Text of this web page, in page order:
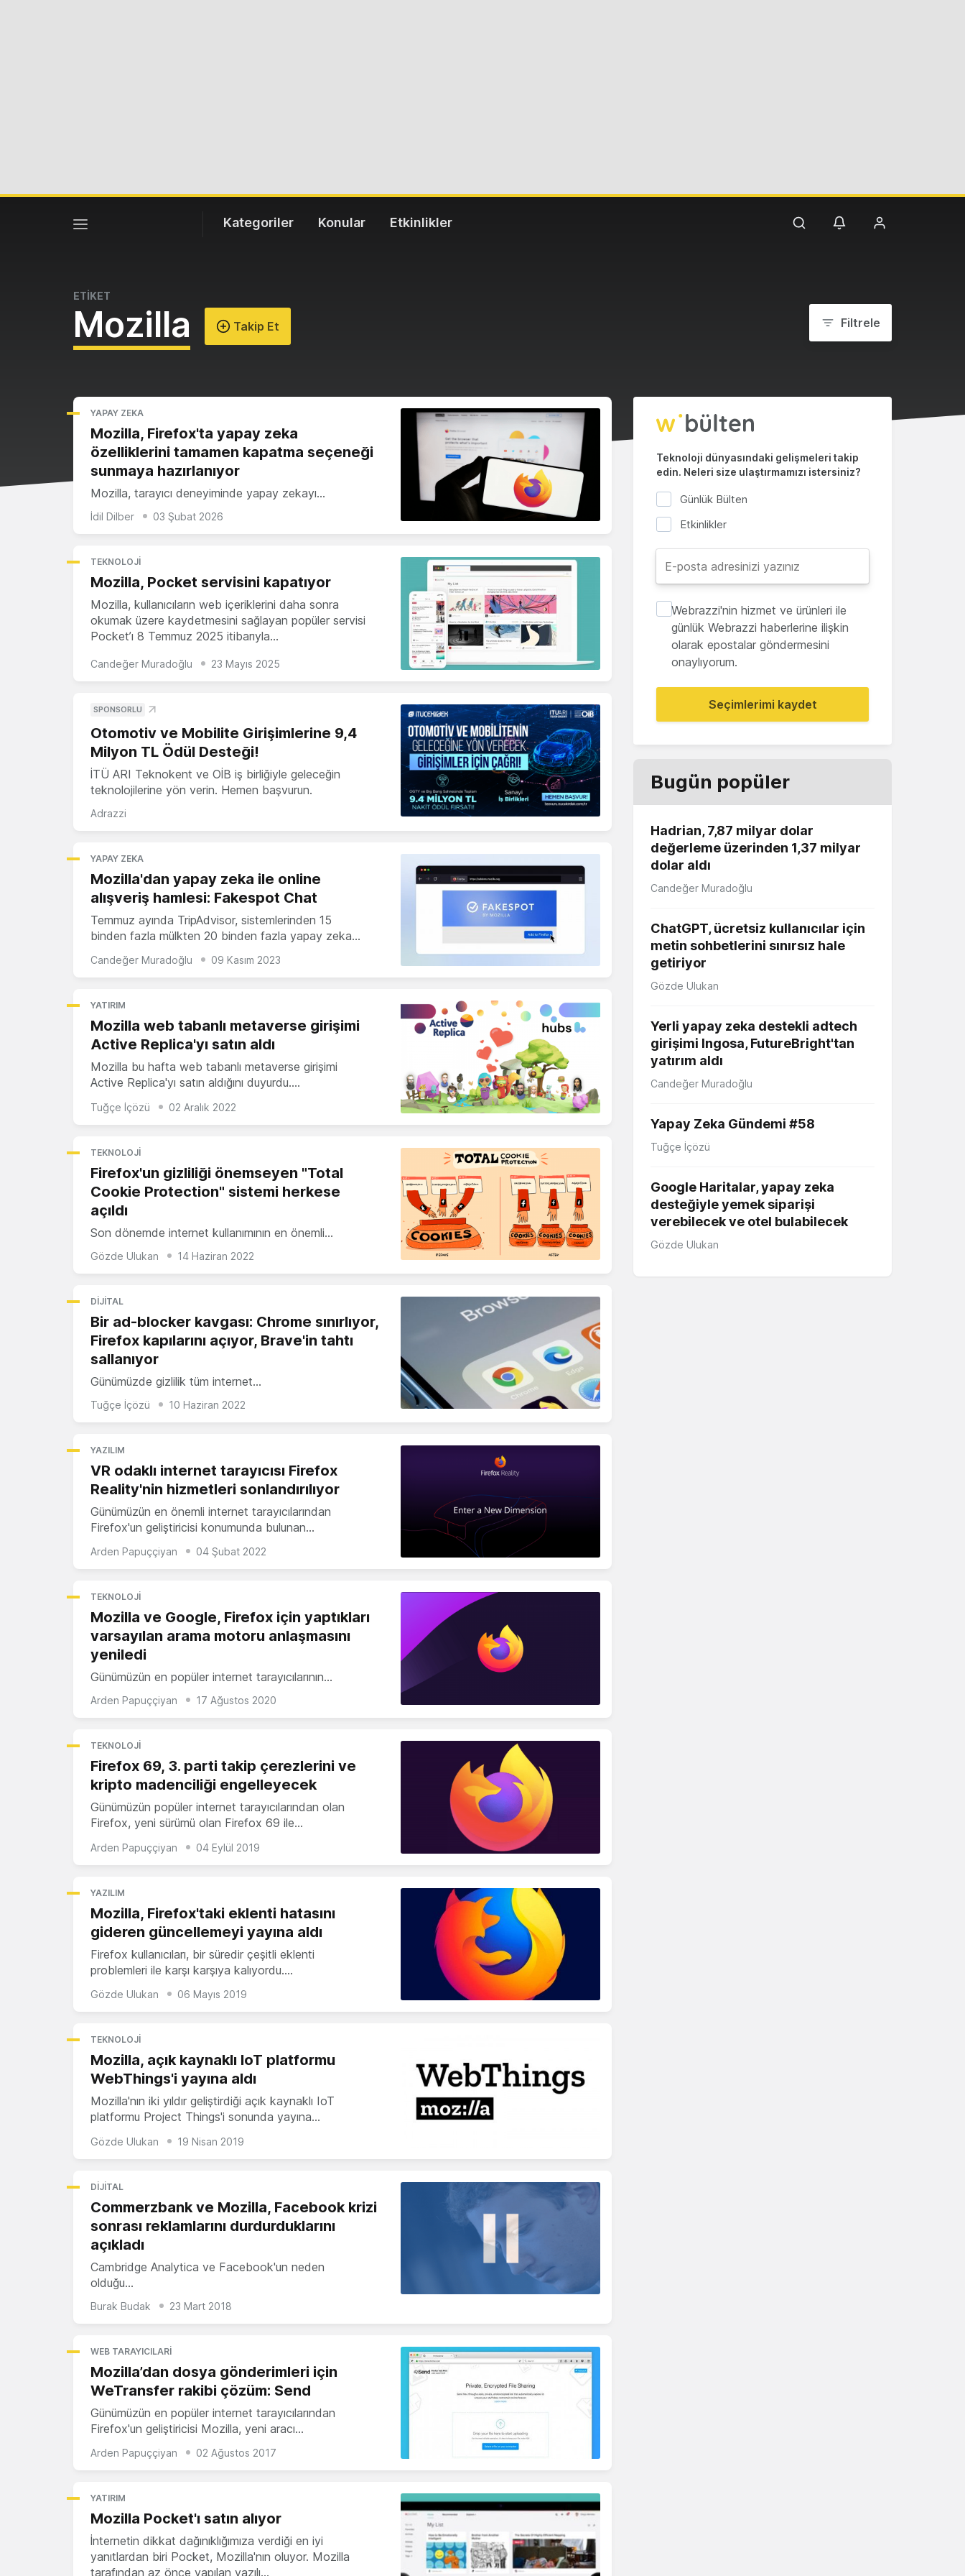
Kategoriler Konular Etkinlikler
ETİKET
Mozilla Takip Et Filtrele
YAPAY ZEKA
Mozilla, Firefox'ta yapay zeka
özelliklerini tamamen kapatma seçeneği
sunmaya hazırlanıyor
Mozilla, tarayıcı deneyiminde yapay zekayı…
İdil Dilber 03 Şubat 2026
TEKNOLOJI
Mozilla, Pocket servisini kapatıyor
Mozilla, kullanıcıların web içeriklerini daha sonra
okumak üzere kaydetmesini sağlayan popüler servisi
Pocket’ı 8 Temmuz 2025 itibarıyla…
Candeğer Muradoğlu 23 Mayıs 2025
SPONSORLU
Otomotiv ve Mobilite Girişimlerine 9,4
Milyon TL Ödül Desteği!
İTÜ ARI Teknokent ve OİB iş birliğiyle geleceğin
teknolojilerine yön verin. Hemen başvurun.
Adrazzi
YAPAY ZEKA
Mozilla'dan yapay zeka ile online
alışveriş hamlesi: Fakespot Chat
Temmuz ayında TripAdvisor, sistemlerinden 15
binden fazla mülkten 20 binden fazla yapay zeka…
Candeğer Muradoğlu 09 Kasım 2023
YATIRIM
Mozilla web tabanlı metaverse girişimi
Active Replica'yı satın aldı
Mozilla bu hafta web tabanlı metaverse girişimi
Active Replica'yı satın aldığını duyurdu.…
Tuğçe İçözü 02 Aralık 2022
TEKNOLOJI
Firefox'un gizliliği önemseyen "Total
Cookie Protection" sistemi herkese
açıldı
Son dönemde internet kullanımının en önemli…
Gözde Ulukan 14 Haziran 2022
DIJITAL
Bir ad-blocker kavgası: Chrome sınırlıyor,
Firefox kapılarını açıyor, Brave'in tahtı
sallanıyor
Günümüzde gizlilik tüm internet…
Tuğçe İçözü 10 Haziran 2022
YAZILIM
VR odaklı internet tarayıcısı Firefox
Reality'nin hizmetleri sonlandırılıyor
Günümüzün en önemli internet tarayıcılarından
Firefox'un geliştiricisi konumunda bulunan…
Arden Papuççiyan 04 Şubat 2022
TEKNOLOJI
Mozilla ve Google, Firefox için yaptıkları
varsayılan arama motoru anlaşmasını
yeniledi
Günümüzün en popüler internet tarayıcılarının…
Arden Papuççiyan 17 Ağustos 2020
TEKNOLOJI
Firefox 69, 3. parti takip çerezlerini ve
kripto madenciliği engelleyecek
Günümüzün popüler internet tarayıcılarından olan
Firefox, yeni sürümü olan Firefox 69 ile…
Arden Papuççiyan 04 Eylül 2019
YAZILIM
Mozilla, Firefox'taki eklenti hatasını
gideren güncellemeyi yayına aldı
Firefox kullanıcıları, bir süredir çeşitli eklenti
problemleri ile karşı karşıya kalıyordu.…
Gözde Ulukan 06 Mayıs 2019
TEKNOLOJI
Mozilla, açık kaynaklı IoT platformu
WebThings'i yayına aldı
Mozilla'nın iki yıldır geliştirdiği açık kaynaklı IoT
platformu Project Things'i sonunda yayına…
Gözde Ulukan 19 Nisan 2019
DIJITAL
Commerzbank ve Mozilla, Facebook krizi
sonrası reklamlarını durdurduklarını
açıkladı
Cambridge Analytica ve Facebook'un neden
olduğu…
Burak Budak 23 Mart 2018
WEB TARAYICILARI
Mozilla’dan dosya gönderimleri için
WeTransfer rakibi çözüm: Send
Günümüzün en popüler internet tarayıcılarından
Firefox'un geliştiricisi Mozilla, yeni aracı…
Arden Papuççiyan 02 Ağustos 2017
YATIRIM
Mozilla Pocket'ı satın alıyor
İnternetin dikkat dağınıklığımıza verdiği en iyi
yanıtlardan biri Pocket, Mozilla'nın oluyor. Mozilla
tarafından az önce yapılan yazılı…
Teknoloji dünyasındaki gelişmeleri takip
edin. Neleri size ulaştırmamızı istersiniz?
Günlük Bülten
Etkinlikler
Webrazzi'nin hizmet ve ürünleri ile
günlük Webrazzi haberlerine ilişkin
olarak epostalar göndermesini
onaylıyorum.
Seçimlerimi kaydet
Bugün popüler
Hadrian, 7,87 milyar dolar
değerleme üzerinden 1,37 milyar
dolar aldı
Candeğer Muradoğlu
ChatGPT, ücretsiz kullanıcılar için
metin sohbetlerini sınırsız hale
getiriyor
Gözde Ulukan
Yerli yapay zeka destekli adtech
girişimi Ingosa, FutureBright'tan
yatırım aldı
Candeğer Muradoğlu
Yapay Zeka Gündemi #58
Tuğçe İçözü
Google Haritalar, yapay zeka
desteğiyle yemek siparişi
verebilecek ve otel bulabilecek
Gözde Ulukan